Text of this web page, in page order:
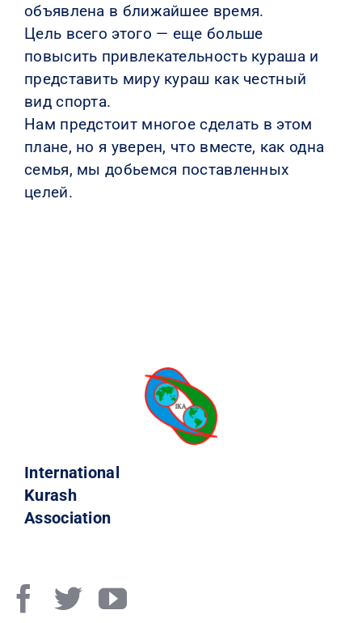
объявлена в ближайшее время.
Цель всего этого — еще больше
повысить привлекательность кураша и
представить миру кураш как честный
вид спорта.
Нам предстоит многое сделать в этом
плане, но я уверен, что вместе, как одна
семья, мы добьемся поставленных
целей.
International
Kurash
Association